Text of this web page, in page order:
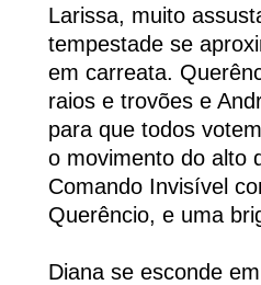
Larissa, muito
tempestade se
em carreata.
raios e trovões e
para que todos
o movimento do alto
Comando Invisível
Querêncio, e uma
Diana se esconde